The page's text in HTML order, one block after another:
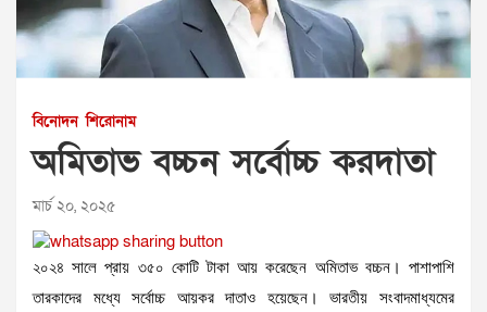
বিনোদন শিরোনাম
অমিতাভ বচ্চন সর্বোচ্চ করদাতা
মার্চ ২০, ২০২৫
২০২৪ সালে প্রায় ৩৫০ কোটি টাকা আয় করেছেন অমিতাভ বচ্চন। পাশাপাশি
তারকাদের মধ্যে সর্বোচ্চ আয়কর দাতাও হয়েছেন। ভারতীয় সংবাদমাধ্যমের